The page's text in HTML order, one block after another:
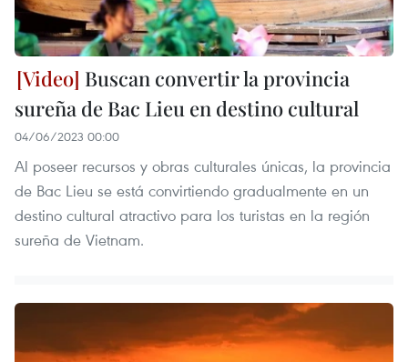
Buscan convertir la provincia
sureña de Bac Lieu en destino cultural
04/06/2023 00:00
Al poseer recursos y obras culturales únicas, la provincia
de Bac Lieu se está convirtiendo gradualmente en un
destino cultural atractivo para los turistas en la región
sureña de Vietnam.